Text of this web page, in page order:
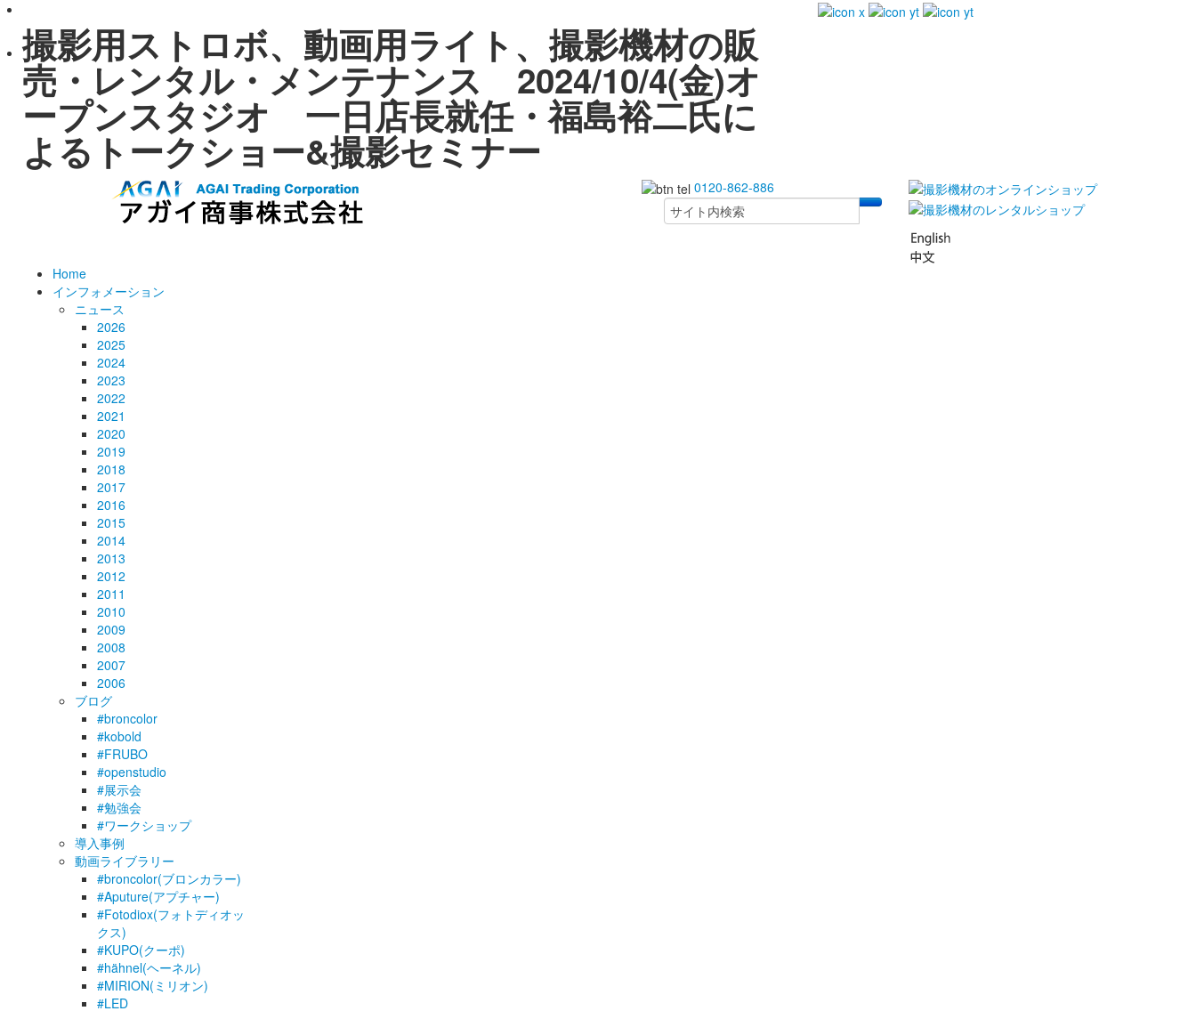
撮影用ストロボ、動画用ライト、撮影機材の販
売・レンタル・メンテナンス 2024/10/4(金)オ
ープンスタジオ 一日店長就任・福島裕二氏に
よるトークショー&撮影セミナー
0120-862-886
Home
インフォメーション
ニュース
2026
2025
2024
2023
2022
2021
2020
2019
2018
2017
2016
2015
2014
2013
2012
2011
2010
2009
2008
2007
2006
ブログ
#broncolor
#kobold
#FRUBO
#openstudio
#展示会
#勉強会
#ワークショップ
導入事例
動画ライブラリー
#broncolor(ブロンカラー)
#Aputure(アプチャー)
#Fotodiox(フォトディオッ
クス)
#KUPO(クーポ)
#hähnel(ヘーネル)
#MIRION(ミリオン)
#LED